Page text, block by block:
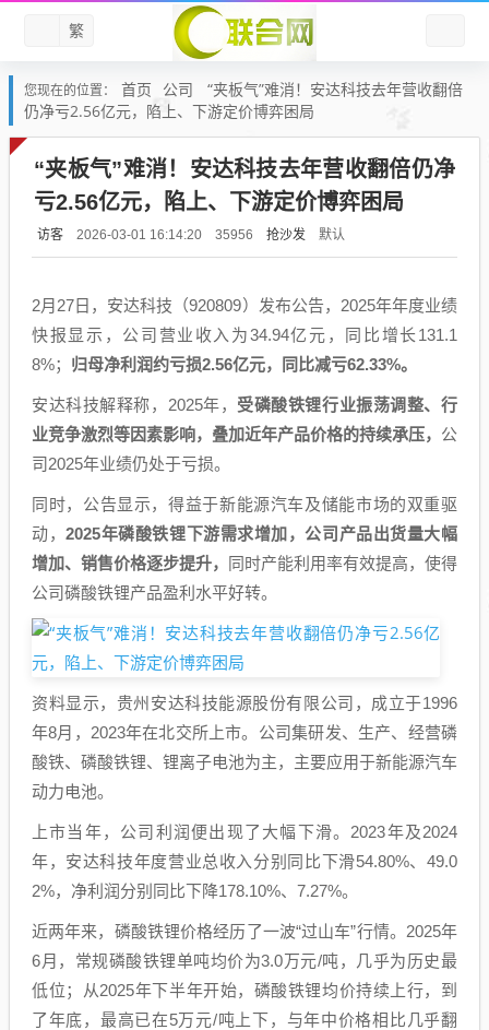
繁
您现在的位置： 首页 公司
“夹板气”难消！安达科技去年营收翻倍
仍净亏2.56亿元，陷上、下游定价博弈困局
“夹板气”难消！安达科技去年营收翻倍仍净
亏2.56亿元，陷上、下游定价博弈困局
访客 2026-03-01 16:14:20 35956 抢沙发 默认
2月27日，安达科技（920809）发布公告，2025年年度业绩
快报显示，公司营业收入为34.94亿元，同比增长131.1
8%； 归母净利润约亏损2.56亿元，同比减亏62.33%。
安达科技解释称，2025年， 受磷酸铁锂行业振荡调整、行
业竞争激烈等因素影响，叠加近年产品价格的持续承压， 公
司2025年业绩仍处于亏损。
同时，公告显示，得益于新能源汽车及储能市场的双重驱
动，2025年磷酸铁锂下游需求增加，公司产品出货量大幅
增加、销售价格逐步提升，
同时产能利用率有效提高，使得
公司磷酸铁锂产品盈利水平好转。
资料显示，贵州安达科技能源股份有限公司，成立于1996
年8月，2023年在北交所上市。公司集研发、生产、经营磷
酸铁、磷酸铁锂、锂离子电池为主，主要应用于新能源汽车
动力电池。
上市当年，公司利润便出现了大幅下滑。2023年及2024
年，安达科技年度营业总收入分别同比下滑54.80%、49.0
2%，净利润分别同比下降178.10%、7.27%。
近两年来，磷酸铁锂价格经历了一波“过山车”行情。2025年
6月，常规磷酸铁锂单吨均价为3.0万元/吨，几乎为历史最
低位；从2025年下半年开始，磷酸铁锂均价持续上行，到
了年底，最高已在5万元/吨上下，与年中价格相比几乎翻